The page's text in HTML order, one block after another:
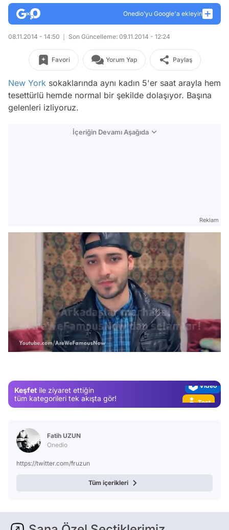
Onedio’yu Google'a ekleyin
08.11.2014 - 14:50 Son Güncelleme: 09.11.2014 - 12:24
Favori Yorum Yap Paylaş
New York sokaklarında aynı kadın 5'er saat arayla hem
tesettürlü hemde normal bir şekilde dolaşıyor. Başına
gelenleri izliyoruz.
İçeriğin Devamı Aşağıda
Reklam
/
Keşfet ile ziyaret ettiğin
tüm kategorileri tek akışta gör!
Test
Gündem
Test
Fatih UZUN
Onedio
https://twitter.com/fruzun
Tüm içerikleri